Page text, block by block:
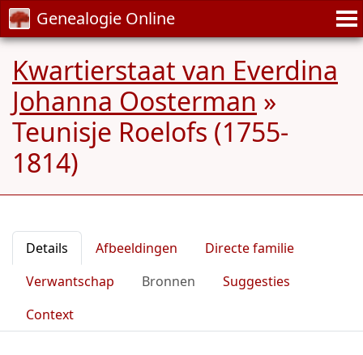
Genealogie Online
Kwartierstaat van Everdina
Johanna Oosterman »
Teunisje Roelofs (1755-
1814)
Details Afbeeldingen
Directe familie
Verwantschap
Bronnen
Suggesties
Context